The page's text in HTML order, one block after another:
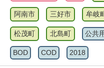
阿南市 三好市 牟岐
松茂町 北島町 公共
BOD COD 2018